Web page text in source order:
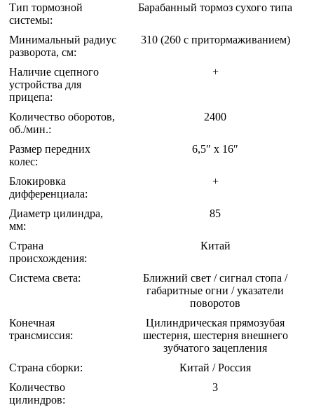
Тип тормозной
системы:
Барабанный тормоз сухого типа
Минимальный радиус
разворота, см:
310 (260 с притормаживанием)
Наличие сцепного
устройства для
прицепа:
+
Количество оборотов,
об./мин.:
2400
Размер передних
колес:
6,5″ х 16″
Блокировка
дифференциала:
+
Диаметр цилиндра,
мм:
85
Страна
происхождения:
Китай
Система света:
Ближний свет / сигнал стопа /
габаритные огни / указатели
поворотов
Конечная
трансмиссия:
Цилиндрическая прямозубая
шестерня, шестерня внешнего
зубчатого зацепления
Страна сборки:
Китай / Россия
Количество
цилиндров:
3